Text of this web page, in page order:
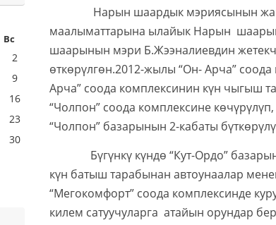
Нарын шаардык мэриясынын жана
маалыматтарына ылайык Нарын
шаарынын мэри Б.Жээналиевдин
өткөрүлгөн.2012-жылы “Он- Арча”
Арча” соода комплексинин күн чыгыш
“Чолпон” соода комплексине
“Чолпон” базарынын 2-кабаты
Бүгүнкү күндө “Кут-Ордо”
күн батыш тарабынан автоунаалар
“Мегокомфорт” соода комплексинде
килем сатуучуларга атайын орундар
Вс
2
9
16
23
30